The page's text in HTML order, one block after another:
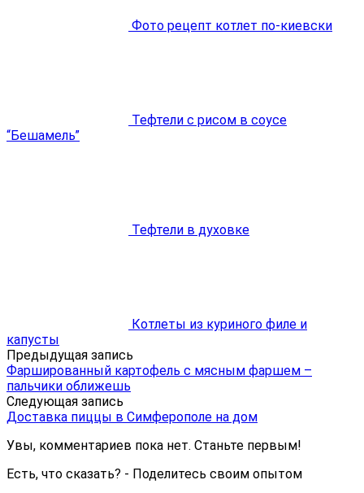
Фото рецепт котлет по-киевски
Тефтели с рисом в соусе
“Бешамель”
Тефтели в духовке
Котлеты из куриного филе и
капусты
Предыдущая запись
Фаршированный картофель с мясным фаршем –
пальчики оближешь
Следующая запись
Доставка пиццы в Симферополе на дом
Увы, комментариев пока нет. Станьте первым!
Есть, что сказать? - Поделитесь своим опытом